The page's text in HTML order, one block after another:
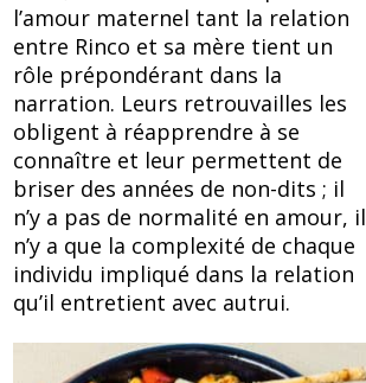
l’amour maternel tant la relation
entre Rinco et sa mère tient un
rôle prépondérant dans la
narration. Leurs retrouvailles les
obligent à réapprendre à se
connaître et leur permettent de
briser des années de non-dits ; il
n’y a pas de normalité en amour, il
n’y a que la complexité de chaque
individu impliqué dans la relation
qu’il entretient avec autrui.